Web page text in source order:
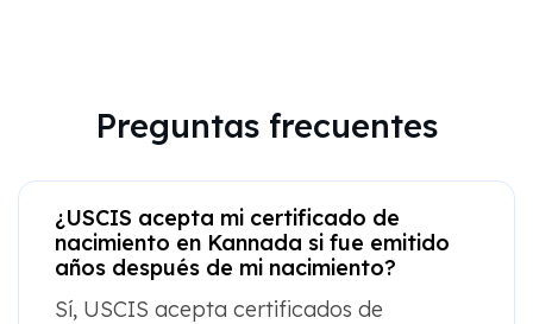
Preguntas frecuentes
¿USCIS acepta mi certificado de
nacimiento en Kannada si fue emitido
años después de mi nacimiento?
Sí, USCIS acepta certificados de